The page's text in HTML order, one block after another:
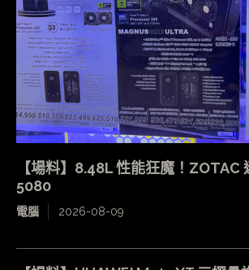
【場料】8.48L 性能狂魔！ZOTAC
5080
電腦 2026-08-09